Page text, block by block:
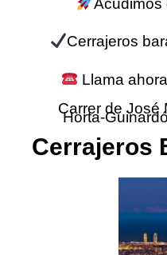
Acudimos
Cerrajeros
Llama
Carrer de José
Horta-
Cerrajeros